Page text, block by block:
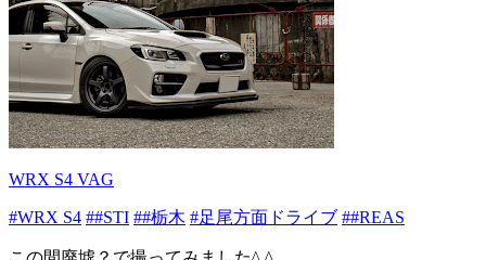
WRX S4 VAG
#WRX S4 ##STI ##栃木 #足尾方面ドライブ ##REAS